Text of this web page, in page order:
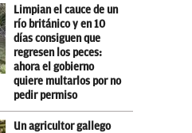
Limpian el cauce de un
río británico y en 10
días consiguen que
regresen los peces:
ahora el gobierno
quiere multarlos por no
pedir permiso
Un agricultor gallego